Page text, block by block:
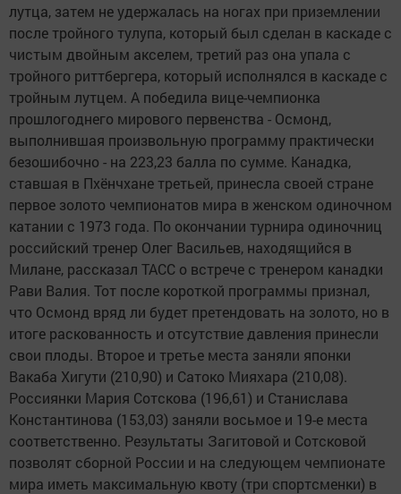
лутца, затем не удержалась на ногах при приземлении
после тройного тулупа, который был сделан в каскаде с
чистым двойным акселем, третий раз она упала с
тройного риттбергера, который исполнялся в каскаде с
тройным лутцем. А победила вице-чемпионка
прошлогоднего мирового первенства - Осмонд,
выполнившая произвольную программу практически
безошибочно - на 223,23 балла по сумме. Канадка,
ставшая в Пхёнчхане третьей, принесла своей стране
первое золото чемпионатов мира в женском одиночном
катании с 1973 года. По окончании турнира одиночниц
российский тренер Олег Васильев, находящийся в
Милане, рассказал ТАСС о встрече с тренером канадки
Рави Валия. Тот после короткой программы признал,
что Осмонд вряд ли будет претендовать на золото, но в
итоге раскованность и отсутствие давления принесли
свои плоды. Второе и третье места заняли японки
Вакаба Хигути (210,90) и Сатоко Мияхара (210,08).
Россиянки Мария Сотскова (196,61) и Станислава
Константинова (153,03) заняли восьмое и 19-е места
соответственно. Результаты Загитовой и Сотсковой
позволят сборной России и на следующем чемпионате
мира иметь максимальную квоту (три спортсменки) в